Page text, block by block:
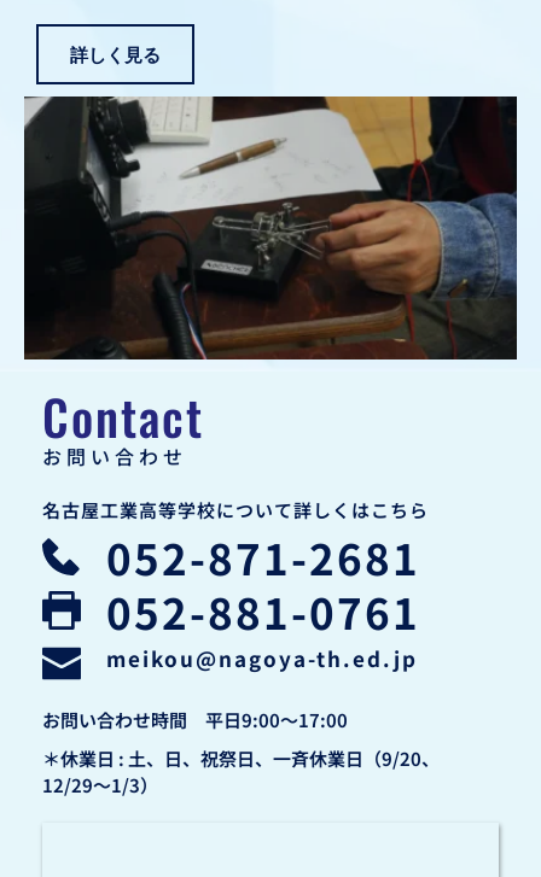
詳しく見る
Contact
お問い合わせ
名古屋工業高等学校について詳しくはこちら
052-871-2681
052-881-0761
meikou@nagoya-th.ed.jp
お問い合わせ時間　平日9:00〜17:00
＊休業日 : 土、日、祝祭日、一斉休業日（9/20、
12/29〜1/3）